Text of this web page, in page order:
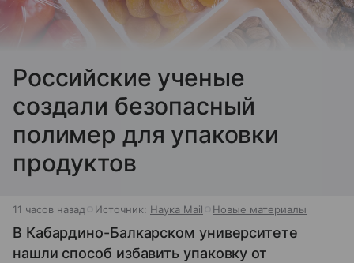
Российские ученые
создали безопасный
полимер для упаковки
продуктов
11 часов назад Источник: Наука Mail Новые материалы
В Кабардино-Балкарском университете
нашли способ избавить упаковку от